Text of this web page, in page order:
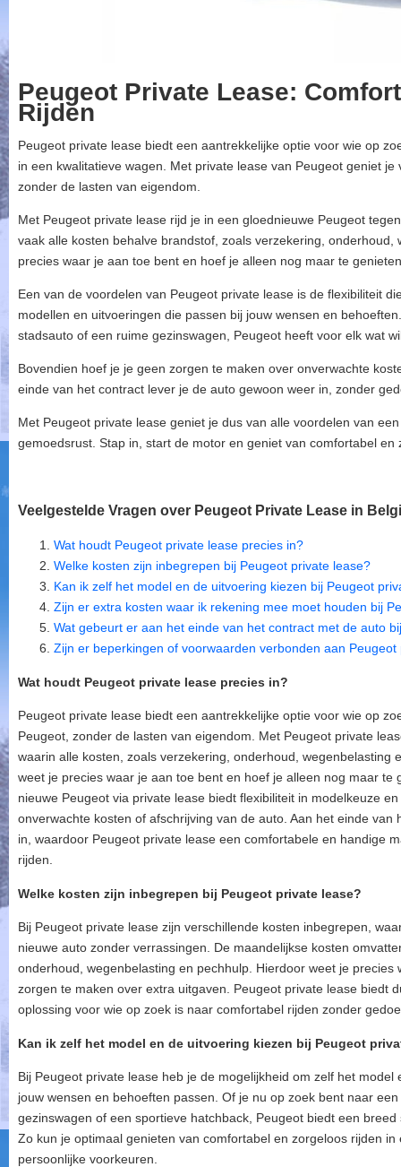
Peugeot Private Lease:
Rijden
Peugeot private lease biedt een aantrekkelijke optie voor wie op
in een kwalitatieve wagen. Met private lease van Peugeot geniet
zonder de lasten van eigendom.
Met Peugeot private lease rijd je in een gloednieuwe Peugeot
vaak alle kosten behalve brandstof, zoals verzekering,
precies waar je aan toe bent en hoef je alleen nog maar te
Een van de voordelen van Peugeot private lease is de flexibiliteit
modellen en uitvoeringen die passen bij jouw wensen en
stadsauto of een ruime gezinswagen, Peugeot heeft voor elk wat
Bovendien hoef je je geen zorgen te maken over onverwachte
einde van het contract lever je de auto gewoon weer in, zonder
Met Peugeot private lease geniet je dus van alle voordelen van
gemoedsrust. Stap in, start de motor en geniet van comfortabel
Veelgestelde Vragen over Peugeot Private Lease in
Wat houdt Peugeot private lease precies in?
Welke kosten zijn inbegrepen bij Peugeot private lease?
Kan ik zelf het model en de uitvoering kiezen bij Peugeot
Zijn er extra kosten waar ik rekening mee moet houden bij
Wat gebeurt er aan het einde van het contract met de auto
Zijn er beperkingen of voorwaarden verbonden aan Peugeot
Wat houdt Peugeot private lease precies in?
Peugeot private lease biedt een aantrekkelijke optie voor wie op
Peugeot, zonder de lasten van eigendom. Met Peugeot private
waarin alle kosten, zoals verzekering, onderhoud, wegenbelasting
weet je precies waar je aan toe bent en hoef je alleen nog maar te
nieuwe Peugeot via private lease biedt flexibiliteit in modelkeuze
onverwachte kosten of afschrijving van de auto. Aan het einde
in, waardoor Peugeot private lease een comfortabele en handige
rijden.
Welke kosten zijn inbegrepen bij Peugeot private lease?
Bij Peugeot private lease zijn verschillende kosten inbegrepen,
nieuwe auto zonder verrassingen. De maandelijkse kosten
onderhoud, wegenbelasting en pechhulp. Hierdoor weet je
zorgen te maken over extra uitgaven. Peugeot private lease biedt
oplossing voor wie op zoek is naar comfortabel rijden zonder
Kan ik zelf het model en de uitvoering kiezen bij Peugeot
Bij Peugeot private lease heb je de mogelijkheid om zelf het
jouw wensen en behoeften passen. Of je nu op zoek bent naar
gezinswagen of een sportieve hatchback, Peugeot biedt een
Zo kun je optimaal genieten van comfortabel en zorgeloos rijden
persoonlijke voorkeuren.